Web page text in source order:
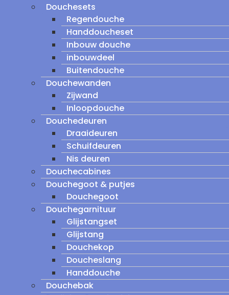
Douchesets
Regendouche
Handdoucheset
Inbouw douche
inbouwdeel
Buitendouche
Douchewanden
Zijwand
Inloopdouche
Douchedeuren
Draaideuren
Schuifdeuren
Nis deuren
Douchecabines
Douchegoot & putjes
Douchegoot
Douchegarnituur
Glijstangset
Glijstang
Douchekop
Doucheslang
Handdouche
Douchebak